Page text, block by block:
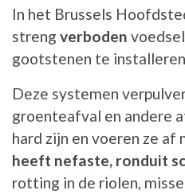
In het Brussels
streng verboden
gootstenen te installeren.
Deze systemen
groenteafval en andere
hard zijn en voeren ze
heeft nefaste, ronduit
rotting in de riolen,